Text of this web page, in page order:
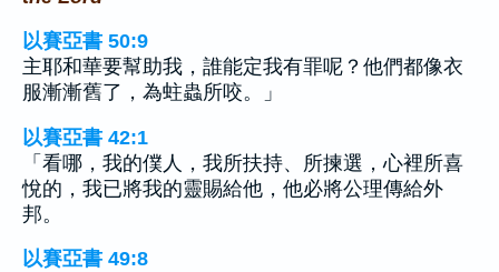
以賽亞書 50:9
主耶和華要幫助我，誰能定我有罪呢？他們都像衣
服漸漸舊了，為蛀蟲所咬。」
以賽亞書 42:1
「看哪，我的僕人，我所扶持、所揀選，心裡所喜
悅的，我已將我的靈賜給他，他必將公理傳給外
邦。
以賽亞書 49:8